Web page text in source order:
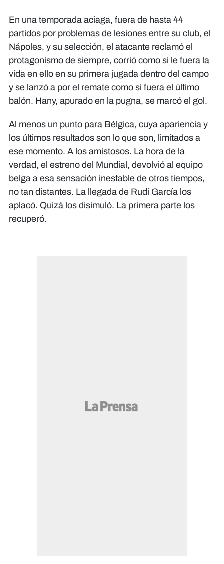
En una temporada aciaga, fuera de hasta 44
partidos por problemas de lesiones entre su club, el
Nápoles, y su selección, el atacante reclamó el
protagonismo de siempre, corrió como si le fuera la
vida en ello en su primera jugada dentro del campo
y se lanzó a por el remate como si fuera el último
balón. Hany, apurado en la pugna, se marcó el gol.
Al menos un punto para Bélgica, cuya apariencia y
los últimos resultados son lo que son, limitados a
ese momento. A los amistosos. La hora de la
verdad, el estreno del Mundial, devolvió al equipo
belga a esa sensación inestable de otros tiempos,
no tan distantes. La llegada de Rudi García los
aplacó. Quizá los disimuló. La primera parte los
recuperó.